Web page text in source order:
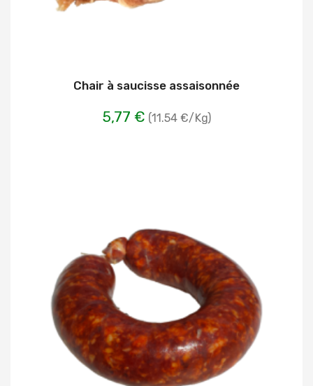
Chair à saucisse assaisonnée
5,77 € (11.54 €/Kg)